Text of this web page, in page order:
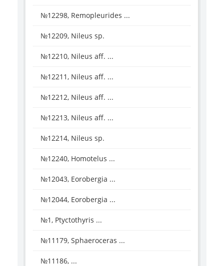
№12298, Remopleurides ...
№12209, Nileus sp.
№12210, Nileus aff. ...
№12211, Nileus aff. ...
№12212, Nileus aff. ...
№12213, Nileus aff. ...
№12214, Nileus sp.
№12240, Homotelus ...
№12043, Eorobergia ...
№12044, Eorobergia ...
№1, Ptyctothyris ...
№11179, Sphaeroceras ...
№11186, ...